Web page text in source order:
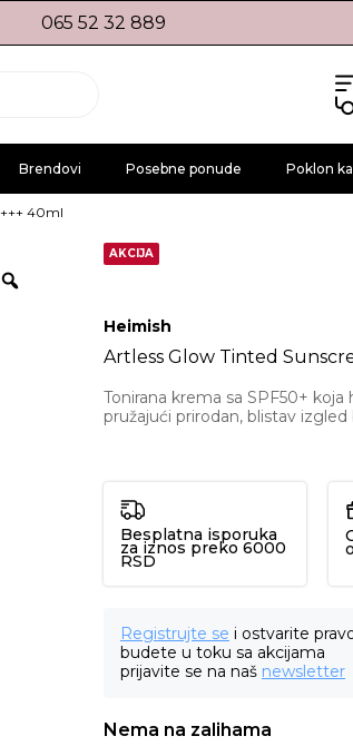
065 52 32 889
Brendovi Posebne ponude Poklon
40ml
AKCIJA
Heimish
Artless Glow Tinted
Tonirana krema sa SPF50+
pružajući prirodan, blistav
Besplatna isporuka
za iznos preko 6000
RSD
Registrujte se i ostvarite
budete u toku sa akcijama
prijavite se na naš newsletter
Nema na zalihama